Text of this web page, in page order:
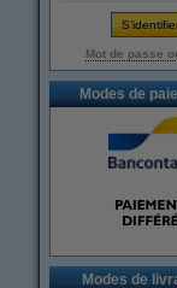
Mot de passe
Modes de
Modes de